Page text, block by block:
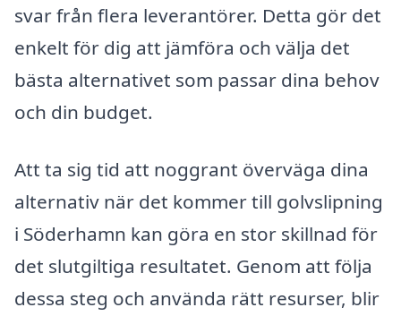
svar från flera leverantörer. Detta gör det
enkelt för dig att jämföra och välja det
bästa alternativet som passar dina behov
och din budget.
Att ta sig tid att noggrant överväga dina
alternativ när det kommer till golvslipning
i Söderhamn kan göra en stor skillnad för
det slutgiltiga resultatet. Genom att följa
dessa steg och använda rätt resurser, blir